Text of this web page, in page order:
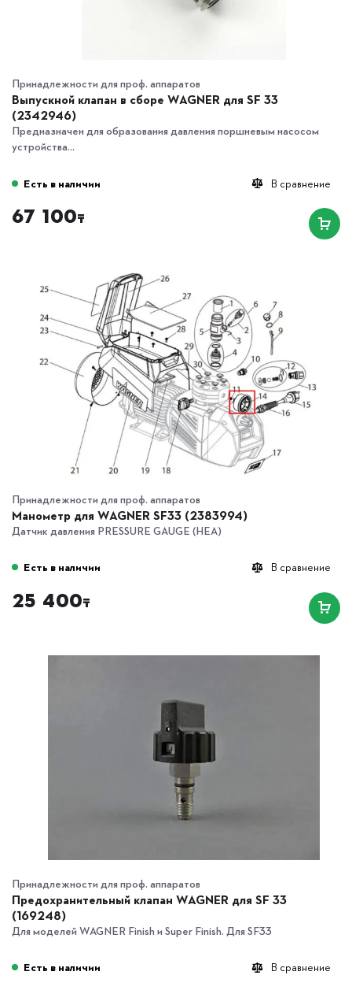
Принадлежности для проф. аппаратов
Выпускной клапан в сборе WAGNER для SF 33
(2342946)
Предназначен для образования давления поршневым насосом
устройства...
В сравнение
Есть в наличии
67 100₸
Принадлежности для проф. аппаратов
Манометр для WAGNER SF33 (2383994)
Датчик давления PRESSURE GAUGE (HEA)
В сравнение
Есть в наличии
25 400₸
Принадлежности для проф. аппаратов
Предохранительный клапан WAGNER для SF 33
(169248)
Для моделей WAGNER Finish и Super Finish. Для SF33
В сравнение
Есть в наличии